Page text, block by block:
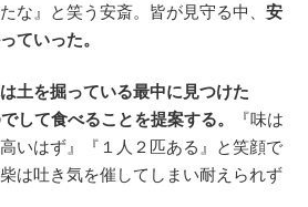
な』と笑う安斎。皆が見守る中、 安
ていった。
土を掘っている最中に見つけた
して食べることを提案する。
『味は
いはず』『１人２匹ある』と笑顔で
は吐き気を催してしまい耐えられず